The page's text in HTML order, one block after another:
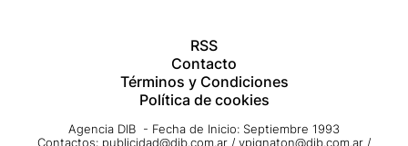
RSS
Contacto
Términos y Condiciones
Política de cookies
Agencia DIB - Fecha de Inicio: Septiembre 1993
Contactos: publicidad@dib.com.ar / vpignaton@dib.com.ar /